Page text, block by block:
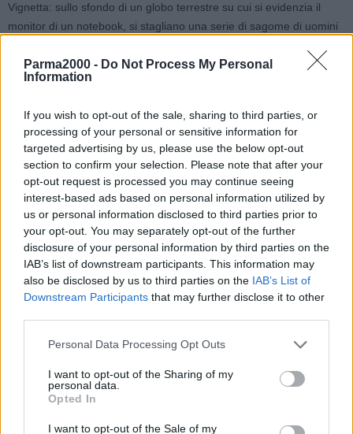
Parma2000 - Do Not Process My Personal
Information
If you wish to opt-out of the sale, sharing to third parties, or
processing of your personal or sensitive information for
targeted advertising by us, please use the below opt-out
section to confirm your selection. Please note that after your
opt-out request is processed you may continue seeing
interest-based ads based on personal information utilized by
us or personal information disclosed to third parties prior to
your opt-out. You may separately opt-out of the further
disclosure of your personal information by third parties on the
IAB’s list of downstream participants. This information may
also be disclosed by us to third parties on the IAB’s List of
Downstream Participants that may further disclose it to other
Personal Data Processing Opt Outs
I want to opt-out of the Sharing of my
personal data.
Opted In
I want to opt-out of the Sale of my
Vignetta: sullo sfondo di un globo terrestre su cui si evidenzia il
monitor di un notebook, si stagliano una serie di sagome di uomini
Completano il francobollo le leggende “NUOVE PROFESSIONI” e
tariffaria “B”.
Caratteristiche del foglietto.
Riproduce, rielaborati artisticamente, i francobolli della serie
ordinaria “ITALIA AL LAVORO” di Corrado Mezzana emessa nel
1950, idealmente posizionati, rispetto alla regione di riferimento, su
una cartina geografica d’Italia.
Al centro del foglietto, una lente d’ingrandimento, strumento
ruote alate e di stelle che caratterizzavano la filigrana dei
In basso, è presente un chiudilettera che evidenzia un particolare
del francobollo dedicato alla raccolta delle arance in Sicilia su cui